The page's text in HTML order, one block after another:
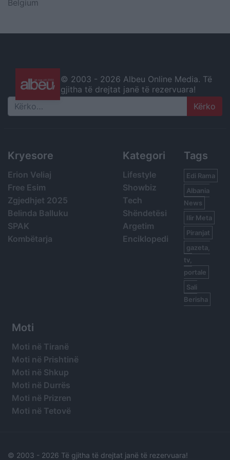
Belgium
© 2003 - 2026 Albeu Online Media. Të
gjitha të drejtat janë të rezervuara!
Search
Kryesore
Erion Veliaj
Free Esim
Zgjedhjet 2025
Belinda Balluku
SPAK
Kombëtarja
Kategori
Lifestyle
Showbiz
Tech
Shëndetësi
Argetim
Enciklopedi
Tags
Edi Rama
Albania
News
Ilir Meta
Piranjat
gazeta,
tv,
portale
Sali
Berisha
Moti
Moti në Tiranë
Moti në Prishtinë
Moti në Shkup
Moti në Durrës
Moti në Prizren
Moti në Tetovë
© 2003 - 2026 Të gjitha të drejtat janë të rezervuara!